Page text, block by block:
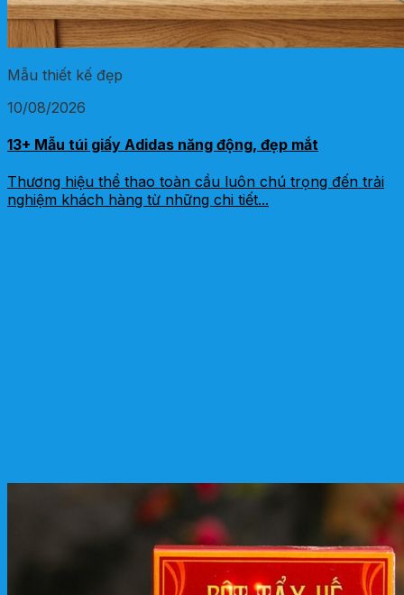
Mẫu thiết kế đẹp
10/08/2026
13+ Mẫu túi giấy Adidas năng động, đẹp mắt
Thương hiệu thể thao toàn cầu luôn chú trọng đến trải
nghiệm khách hàng từ những chi tiết...